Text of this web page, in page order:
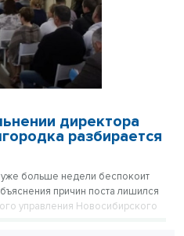
директора
разбирается
уже больше недели беспокоит
причин поста лишился
управления Новосибирского
приехал замминистра